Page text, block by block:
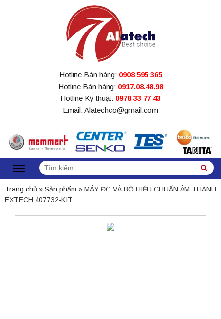
Hotline Bán hàng: 0908 595 365
Hotline Bán hàng: 0917.08.48.98
Hotline Kỹ thuật: 0978 33 77 43
Email: Alatechco@gmail.com
Tìm
kiếm:
Trang chủ » Sản phẩm » MÁY ĐO VÀ BỘ HIỆU CHUẨN ÂM THANH
EXTECH 407732-KIT